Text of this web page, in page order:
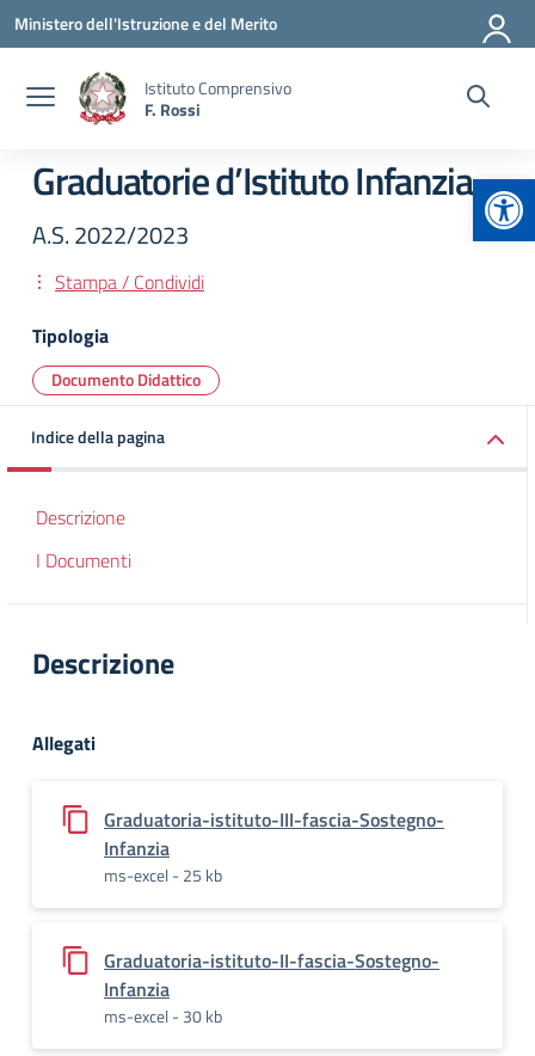
Vai ai contenuti
Vai al menu di navigazione
Vai al footer
Ministero dell'Istruzione e del Merito
Istituto Comprensivo
F. Rossi
Graduatorie d’Istituto Infanzia
A.S. 2022/2023
Stampa / Condividi
Tipologia
Documento Didattico
Indice della pagina
Descrizione
I Documenti
Descrizione
Allegati
Graduatoria-istituto-III-fascia-Sostegno-
Infanzia
ms-excel - 25 kb
Graduatoria-istituto-II-fascia-Sostegno-
Infanzia
ms-excel - 30 kb